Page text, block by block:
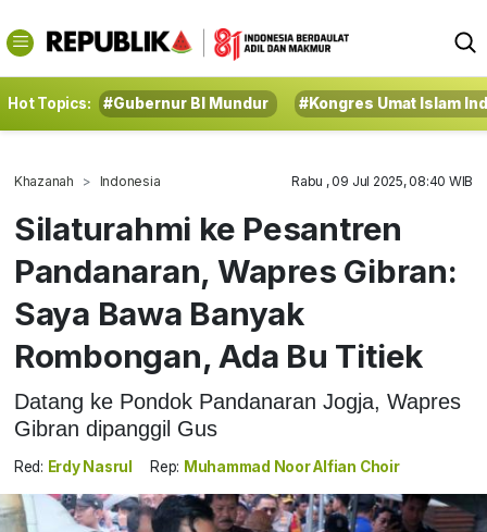
Hot Topics: #Gubernur BI Mundur #Kongres Umat Islam
Khazanah Indonesia Rabu , 09 Jul 2025, 08:40 WIB
Silaturahmi ke Pesantren
Pandanaran, Wapres Gibran:
Saya Bawa Banyak
Rombongan, Ada Bu Titiek
Datang ke Pondok Pandanaran Jogja, Wapres
Gibran dipanggil Gus
Red: Erdy Nasrul Rep: Muhammad Noor Alfian Choir